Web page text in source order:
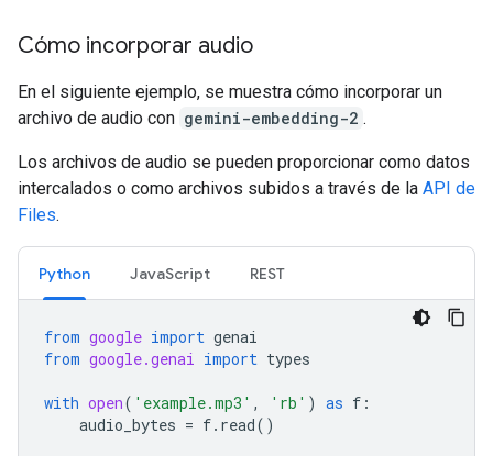
Cómo incorporar audio
En el siguiente ejemplo, se muestra cómo incorporar un
archivo de audio con gemini-embedding-2 .
Los archivos de audio se pueden proporcionar como datos
intercalados o como archivos subidos a través de la API de
Files.
Python JavaScript REST
from google import genai
from google.genai import types
with open( 'example.mp3' , 'rb' ) as f :
audio_bytes = f. read()